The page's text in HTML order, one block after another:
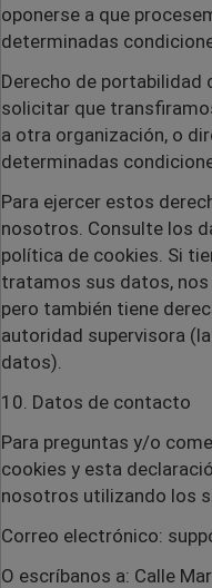
oponerse a que
determinadas
Derecho de portabilidad
solicitar que
a otra organización, o
determinadas
Para ejercer estos
nosotros. Consulte los
política de cookies. Si
tratamos sus datos, nos
pero también tiene
autoridad supervisora
datos).
10. Datos de contacto
Para preguntas y/o
cookies y esta
nosotros utilizando los
Correo electrónico:
O escríbanos a: Calle